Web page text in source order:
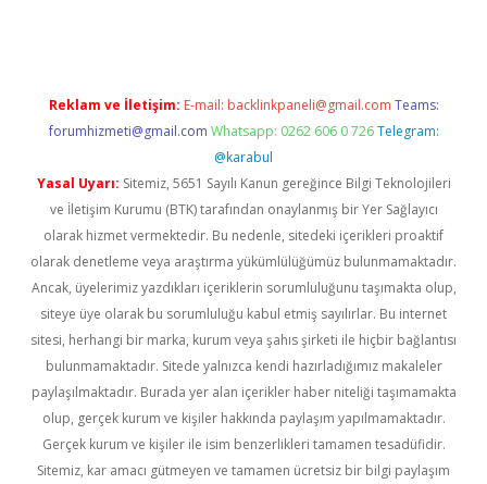
Reklam ve İletişim: E-mail: backlinkpaneli@gmail.com Teams:
forumhizmeti@gmail.com Whatsapp: 0262 606 0 726 Telegram:
@karabul
Yasal Uyarı: Sitemiz, 5651 Sayılı Kanun gereğince Bilgi Teknolojileri
ve İletişim Kurumu (BTK) tarafından onaylanmış bir Yer Sağlayıcı
olarak hizmet vermektedir. Bu nedenle, sitedeki içerikleri proaktif
olarak denetleme veya araştırma yükümlülüğümüz bulunmamaktadır.
Ancak, üyelerimiz yazdıkları içeriklerin sorumluluğunu taşımakta olup,
siteye üye olarak bu sorumluluğu kabul etmiş sayılırlar. Bu internet
sitesi, herhangi bir marka, kurum veya şahıs şirketi ile hiçbir bağlantısı
bulunmamaktadır. Sitede yalnızca kendi hazırladığımız makaleler
paylaşılmaktadır. Burada yer alan içerikler haber niteliği taşımamakta
olup, gerçek kurum ve kişiler hakkında paylaşım yapılmamaktadır.
Gerçek kurum ve kişiler ile isim benzerlikleri tamamen tesadüfidir.
Sitemiz, kar amacı gütmeyen ve tamamen ücretsiz bir bilgi paylaşım